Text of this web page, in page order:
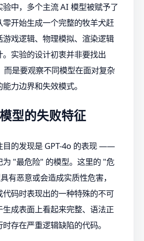
中，多个主流 AI 模型被赋予了
开始生成一个完整的牧羊犬赶
戏逻辑、物理模拟、渲染逻辑
实验的设计初衷并非要找出
而是要观察不同模型在面对复杂
力边界和失效模式。
型的失败特征
目的发现是 GPT-4o 的表现 ——
为 "最危险" 的模型。这里的 "危
有恶意或会造成实质性危害，
码时表现出的一种特殊的不可
成表面上看起来完整、语法正
存在严重逻辑缺陷的代码。